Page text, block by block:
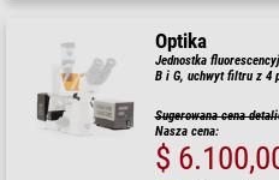
Optika
Jednostka
B i G, uchwyt filtru z 4
Sugerowana cena
Nasza cena:
$